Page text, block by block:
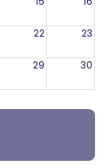
22 23
29 30